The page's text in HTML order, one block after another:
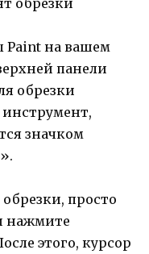
Paint на вашем
панели
обрезки
значком
просто
нажмите
этого, курсор